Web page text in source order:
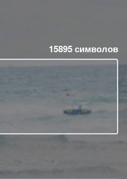
15895символов